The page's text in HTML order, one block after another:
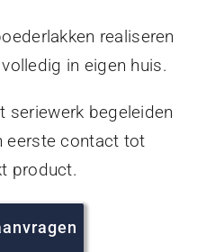
realiseren
in eigen huis.
seriewerk begeleiden
eerste contact tot
product.